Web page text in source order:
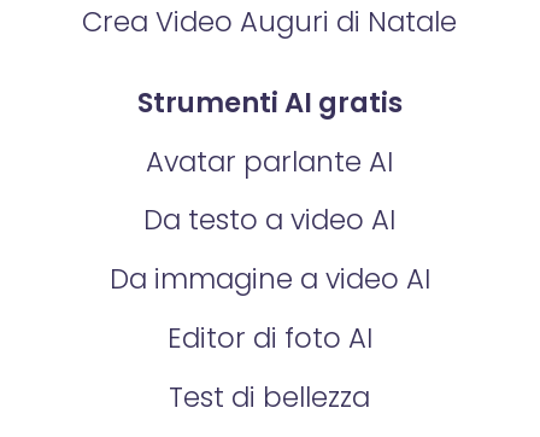
Crea Video Auguri di Natale
Strumenti AI gratis
Avatar parlante AI
Da testo a video AI
Da immagine a video AI
Editor di foto AI
Test di bellezza